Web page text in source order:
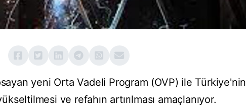
yeni Orta Vadeli Program (OVP) ile Türkiye'nin
ve refahın artırılması amaçlanıyor.